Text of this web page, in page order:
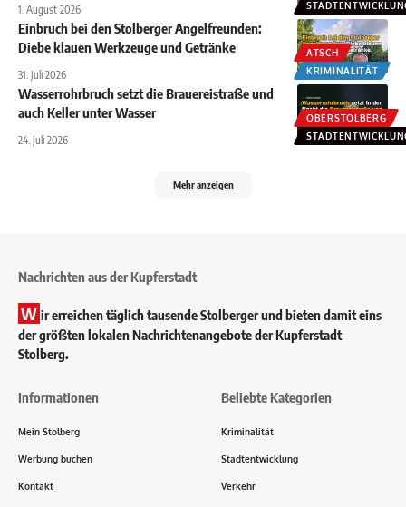
1. August 2026
ATSCH
KRIMINALITÄT
Einbruch bei den Stolberger Angelfreunden:
Diebe klauen Werkzeuge und Getränke
31. Juli 2026
OBERSTOLBERG
Wasserrohrbruch setzt die Brauereistraße und
auch Keller unter Wasser
24. Juli 2026
Mehr anzeigen
Nachrichten aus der Kupferstadt
W ir erreichen täglich tausende Stolberger und bieten damit eins
der größten lokalen Nachrichtenangebote der Kupferstadt
Stolberg.
Informationen
Mein Stolberg
Werbung buchen
Kontakt
Beliebte Kategorien
Kriminalität
Stadtentwicklung
Verkehr